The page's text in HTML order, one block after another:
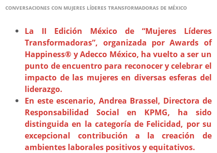
CONVERSACIONES CON MUJERES LÍDERES TRANSFORMADORAS DE MÉXICO
La II Edición México de “Mujeres Líderes
Transformadoras”, organizada por Awards of
Happiness® y Adecco México, ha vuelto a ser un
punto de encuentro para reconocer y celebrar el
impacto de las mujeres en diversas esferas del
liderazgo.
En este escenario, Andrea Brassel, Directora de
Responsabilidad Social en KPMG, ha sido
distinguida en la categoría de Felicidad, por su
excepcional contribución a la creación de
ambientes laborales positivos y equitativos.